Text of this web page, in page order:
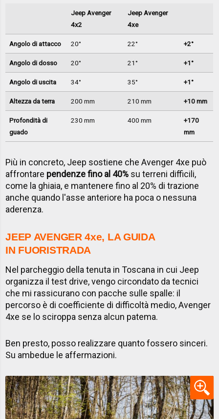
Jeep Avenger
4x2
Jeep Avenger
4xe
Angolo di attacco 20° 22° +2°
Angolo di dosso 20° 21° +1°
Angolo di uscita 34° 35° +1°
Altezza da terra 200 mm 210 mm +10 mm
Profondità di
guado
230 mm 400 mm
+170
mm
Più in concreto, Jeep sostiene che Avenger 4xe può
affrontare pendenze fino al 40% su terreni difficili,
come la ghiaia, e mantenere fino al 20% di trazione
anche quando l'asse anteriore ha poca o nessuna
aderenza.
JEEP AVENGER 4xe, LA GUIDA
IN FUORISTRADA
Nel parcheggio della tenuta in Toscana in cui Jeep
organizza il test drive, vengo circondato da tecnici
che mi rassicurano con pacche sulle spalle: il
percorso è di coefficiente di difficoltà medio, Avenger
4xe se lo sciroppa senza alcun patema.
Ben presto, posso realizzare quanto fossero sinceri.
Su ambedue le affermazioni.